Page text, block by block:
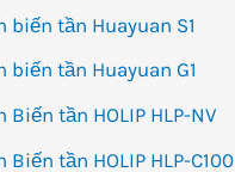
tần Huayuan S1
tần Huayuan G1
tần HOLIP HLP-NV
tần HOLIP HLP-C100